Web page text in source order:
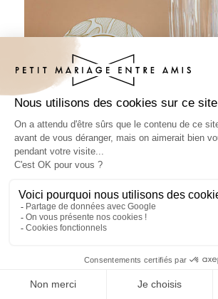
Sous-bock mariage Chantilly